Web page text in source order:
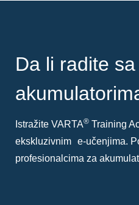
Da li radite sa
Istražite VARTA® Training
ekskluzivnim e-učenjima.
profesionalcima za